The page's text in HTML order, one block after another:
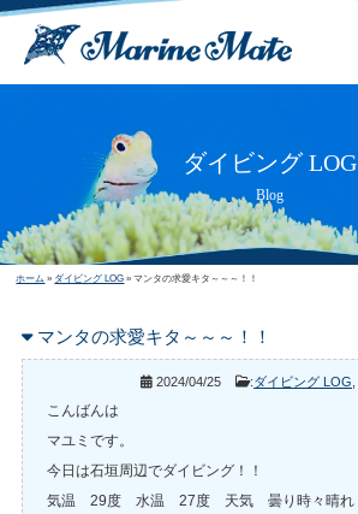
ダイビング LOG
Blog
ホーム » ダイビング LOG » マンタの求愛キタ～～～！！
マンタの求愛キタ～～～！！
2024/04/25 :ダイビング LOG
こんばんは
マユミです。
今日は石垣周辺でダイビング！！
気温 29度 水温 27度 天気 曇り時々晴れ